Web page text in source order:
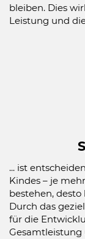
bleiben. Dies
Leistung und
... ist
Kindes – je
bestehen,
Durch das
für die